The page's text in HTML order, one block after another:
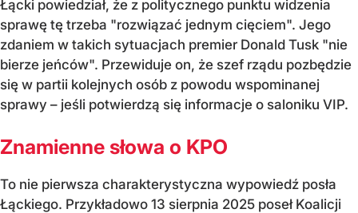
Łącki powiedział, że z politycznego punktu widzenia
sprawę tę trzeba "rozwiązać jednym cięciem". Jego
zdaniem w takich sytuacjach premier Donald Tusk "nie
bierze jeńców". Przewiduje on, że szef rządu pozbędzie
się w partii kolejnych osób z powodu wspominanej
sprawy – jeśli potwierdzą się informacje o saloniku VIP.
Znamienne słowa o KPO
To nie pierwsza charakterystyczna wypowiedź posła
Łąckiego. Przykładowo 13 sierpnia 2025 poseł Koalicji